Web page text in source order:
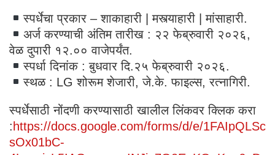
स्पर्धेचा प्रकार – शाकाहारी | मस्त्याहारी | मांसाहारी.
अर्ज करण्याची अंतिम तारीख : २२ फेब्रुवारी २०२६,
वेळ दुपारी १२.०० वाजेपर्यंत.
स्पर्धा दिनांक : बुधवार दि.२५ फेब्रुवारी २०२६.
स्थळ : LG शोरूम शेजारी, जे.के. फाइल्स, रत्नागिरी.
स्पर्धेसाठी नोंदणी करण्यासाठी खालील लिंकवर क्लिक करा
: https://docs.google.com/forms/d/e/1FAIpQLSc
sOx01bC-